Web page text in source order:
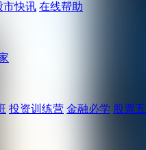
市快讯 在线帮助
投资训练营 金融必学 股票